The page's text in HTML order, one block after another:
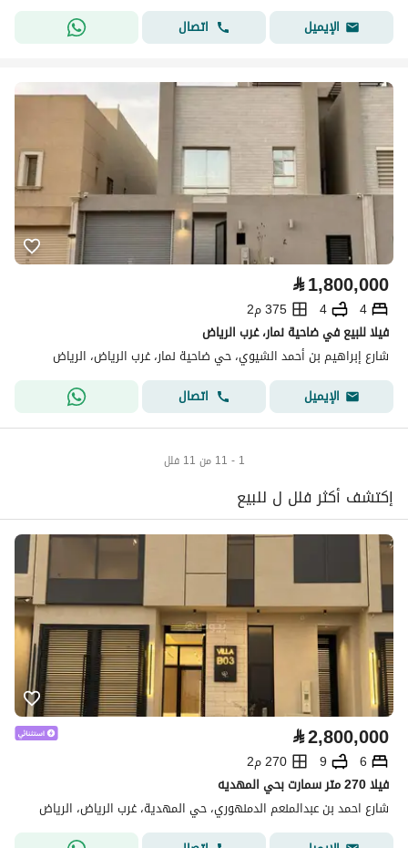
الإيميل
اتصال
⃁1,800,000
4
4
375 م2
فيلا للبيع في ضاحية نمار، غرب الرياض
شارع إبراهيم بن أحمد الشيوي، حي ضاحية نمار، غرب الرياض، الرياض
الإيميل
اتصال
1 - 11 من 11 فلل
إكتشف أكثر فلل ل للبيع
⃁2,800,000
6
9
270 م2
فيلا 270 متر سمارت بحي المهديه
شارع احمد بن عبدالمنعم الدمنهوري، حي المهدية، غرب الرياض، الرياض